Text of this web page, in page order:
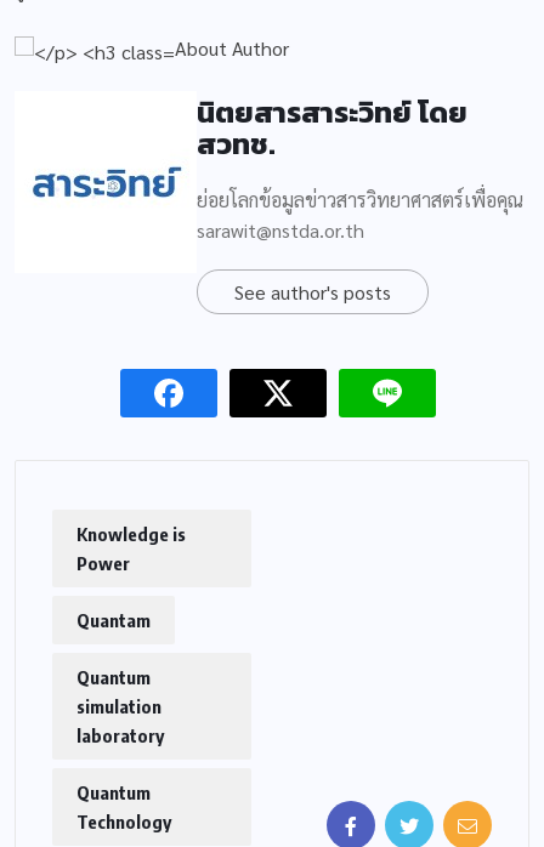
About Author
นิตยสารสาระวิทย์ โดย
สวทช.
ย่อยโลกข้อมูลข่าวสารวิทยาศาสตร์เพื่อคุณ
sarawit@nstda.or.th
See author's posts
Knowledge is
Power
Quantam
Quantum
simulation
laboratory
Quantum
Technology